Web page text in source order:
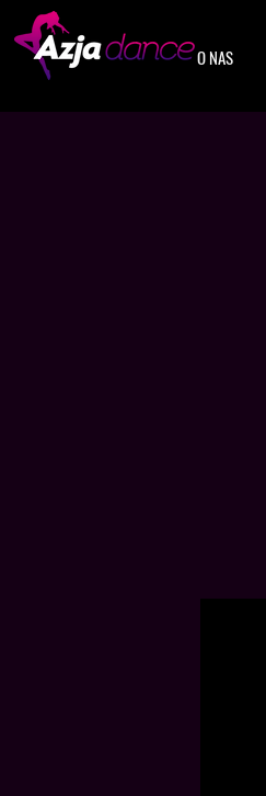
O NAS